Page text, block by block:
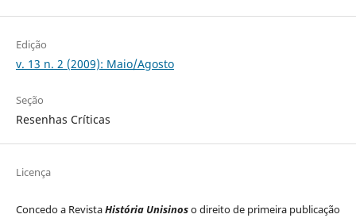
Edição
v. 13 n. 2 (2009): Maio/Agosto
Seção
Resenhas Críticas
Licença
Concedo a RevistaHistória Unisinoso direito de primeira publicação